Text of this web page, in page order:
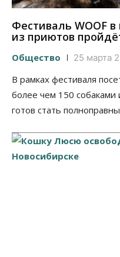
Фестиваль WOOF
из приютов
Общество 25 марта
В рамках фестиваля
более чем 150
готов стать